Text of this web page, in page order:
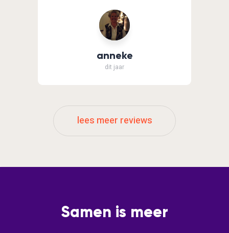
anneke
dit jaar
lees meer reviews
Samen is meer